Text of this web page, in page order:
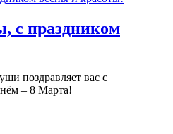
с праздником
поздравляет вас с
– 8 Марта!